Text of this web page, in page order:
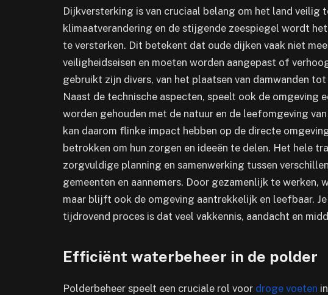
Dijkversterking is van cruciaal belang om het land veilig
klimaatverandering en de stijgende zeespiegel wordt
te versterken. Dit betekent dat oude dijken vaak niet
veiligheidseisen en moeten worden aangepast of
gebruikt zijn divers, van het plaatsen van damwanden
Naast de technische aspecten, speelt ook de omgeving
worden gehouden met de natuur en de leefomgeving
kan daarom flinke impact hebben op de directe
betrokken om hun zorgen en ideeën te delen. Het hele
zorgvuldige planning en samenwerking tussen
gemeenten en aannemers. Door gezamenlijk te werken,
maar blijft ook de omgeving aantrekkelijk en leefbaar.
tijdrovend proces is dat veel vakkennis, aandacht en
Efficiënt waterbeheer in de polder
Polderbeheer speelt een cruciale rol voor droge voeten